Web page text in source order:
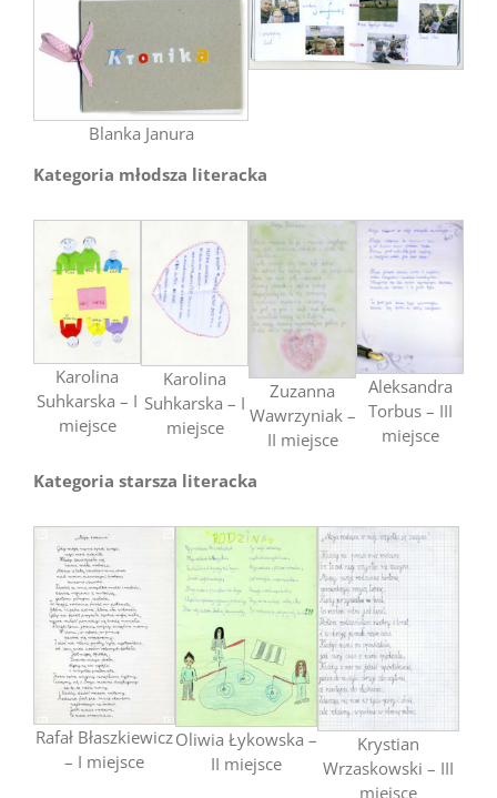
Blanka Janura
Kategoria młodsza literacka
Karolina
Suhkarska – I
miejsce
Karolina
Suhkarska – I
miejsce
Zuzanna
Wawrzyniak –
II miejsce
Aleksandra
Torbus – III
miejsce
Kategoria starsza literacka
Rafał Błaszkiewicz
– I miejsce
Oliwia Łykowska –
II miejsce
Krystian
Wrzaskowski – III
miejsce